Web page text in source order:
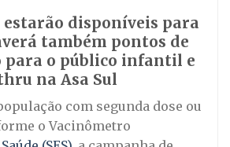
estarão disponíveis para
também pontos de
o público infantil e
na Asa Sul
com segunda dose ou
o Vacinômetro